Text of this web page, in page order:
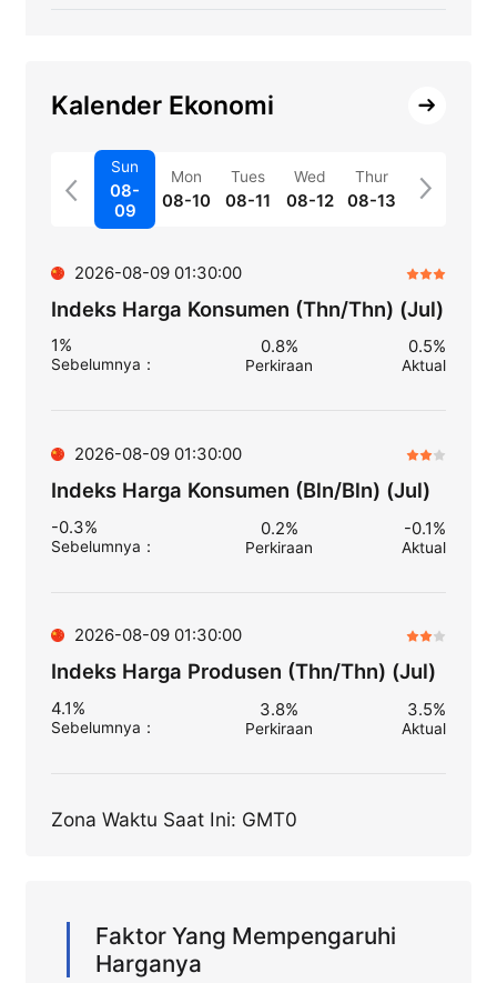
Kalender Ekonomi
Sun
08-
09
Mon
08-10
Tues
08-11
Wed
08-12
Thur
08-13
2026-08-09 01:30:00
Indeks Harga Konsumen (Thn/Thn) (Jul)
1%
Sebelumnya ：
0.8%
Perkiraan
0.5%
Aktual
2026-08-09 01:30:00
Indeks Harga Konsumen (Bln/Bln) (Jul)
-0.3%
Sebelumnya ：
0.2%
Perkiraan
-0.1%
Aktual
2026-08-09 01:30:00
Indeks Harga Produsen (Thn/Thn) (Jul)
4.1%
Sebelumnya ：
3.8%
Perkiraan
3.5%
Aktual
Zona Waktu Saat Ini: GMT0
Faktor Yang Mempengaruhi
Harganya